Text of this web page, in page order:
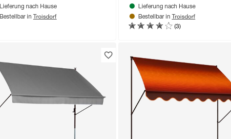
Lieferung nach Hause
Bestellbar in Troisdorf
Lieferung nach Hause
Bestellbar in Troisdorf
(3)